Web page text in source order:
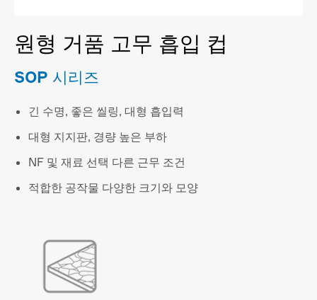
원형 거품 고무 흡입 컵
SOP 시리즈
긴 수명, 좋은 씰링, 대형 흡입력
대형 지지판, 경량 높은 부하
NF 및 재료 선택 다른 근무 조건
적합한 공작물 다양한 크기와 모양